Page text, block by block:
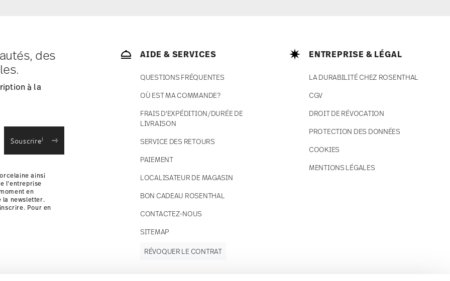
à € 12,90 par commande./li>
stock.
avec UPS (livraison standard).
colis sera expédié.
des
à la
Souscrirei
ainsi
l’entreprise
en
la newsletter.
Pour en
AIDE & SERVICES
QUESTIONS FRÉQUENTES
OÙ EST MA COMMANDE?
FRAIS D'EXPÉDITION/DURÉE DE
LIVRAISON
SERVICE DES RETOURS
PAIEMENT
LOCALISATEUR DE MAGASIN
BON CADEAU ROSENTHAL
CONTACTEZ-NOUS
SITEMAP
ENTREPRISE & LÉGAL
LA DURABILITÉ CHEZ ROSENTHAL
CGV
DROIT DE RÉVOCATION
PROTECTION DES DONNÉES
COOKIES
MENTIONS LÉGALES
RÉVOQUER LE CONTRAT